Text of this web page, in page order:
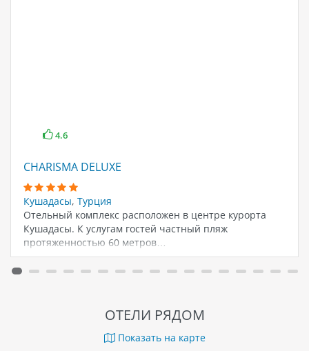
4.6
CHARISMA DELUXE
Кушадасы, Турция
Отельный комплекс расположен в центре курорта
Кушадасы. К услугам гостей частный пляж
протяженностью 60 метров…
ОТЕЛИ РЯДОМ
Показать на карте